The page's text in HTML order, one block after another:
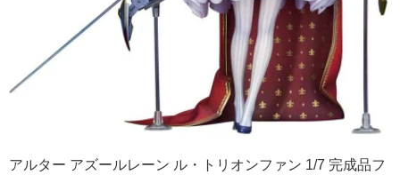
アルター アズールレーン ル・トリオンファン 1/7 完成品フ